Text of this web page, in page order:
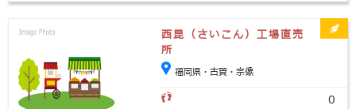
西昆（さいこん）工場直売
所
福岡県・古賀・宗像
0